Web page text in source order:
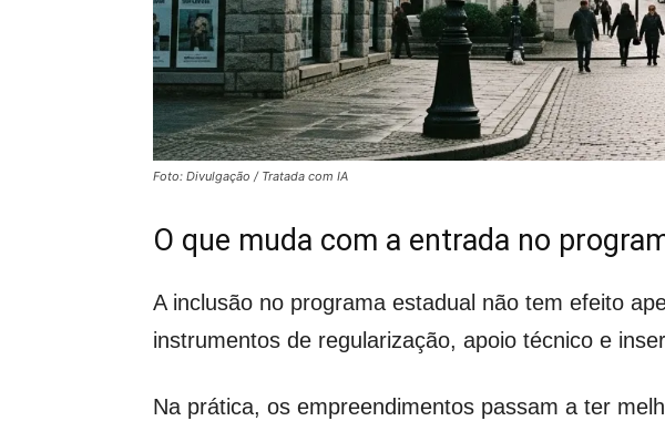
Foto: Divulgação / Tratada com IA
O que muda com a entrada no
A inclusão no programa estadual não tem efeito
instrumentos de regularização, apoio técnico e
Na prática, os empreendimentos passam a ter